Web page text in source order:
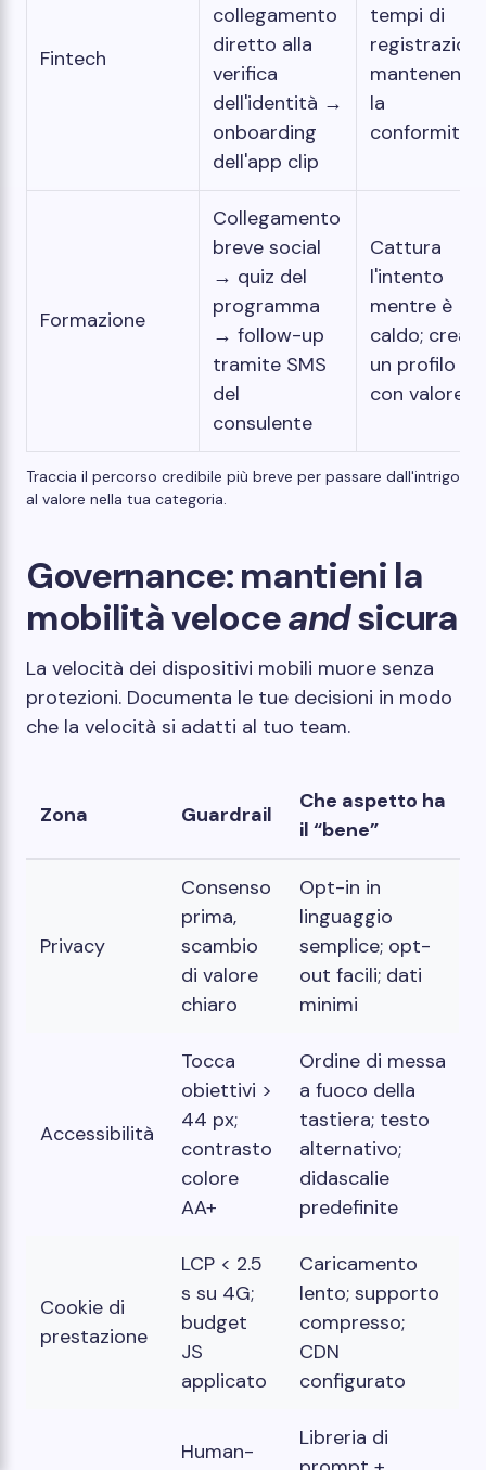
Fintech
collegamento
diretto alla
verifica
dell'identità →
onboarding
dell'app clip
tempi di
mantenendo
la
conformità
Formazione
Collegamento
breve social
→ quiz del
programma
→ follow-up
tramite SMS
del
consulente
Cattura
l'intento
mentre è
caldo; crea
un profilo
con valore
Traccia il percorso credibile più breve per passare dall'intrigo
al valore nella tua categoria.
Governance: mantieni la
mobilità veloceandsicura
La velocità dei dispositivi mobili muore senza
protezioni. Documenta le tue decisioni in modo
che la velocità si adatti al tuo team.
Zona Guardrail
Che aspetto ha
il “bene”
Privacy
Consenso
prima,
scambio
di valore
chiaro
Opt-in in
linguaggio
semplice; opt-
out facili; dati
minimi
Accessibilità
Tocca
obiettivi >
44 px;
contrasto
colore
AA+
Ordine di messa
a fuoco della
tastiera; testo
alternativo;
didascalie
predefinite
Cookie di
prestazione
LCP < 2.5
s su 4G;
budget
JS
applicato
Caricamento
lento; supporto
compresso;
CDN
configurato
Human-
Libreria di